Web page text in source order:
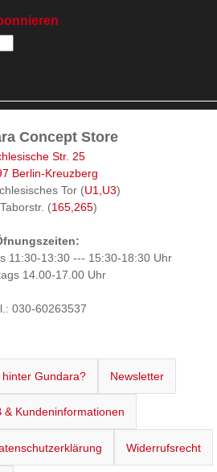
Concept Store
Str. 25
Berlin-Kreuzberg
Tor (U1,U3)
(165,265)
11:30-13:30 --- 15:30-18:30 Uhr
14.00-17.00 Uhr
030-60263537
Gundara? Newsletter
& Kundeninformationen
Widerrufsrecht